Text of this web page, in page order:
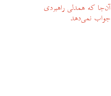
آن‌جا که همدلی راهبردی
جواب نمی‌دهد